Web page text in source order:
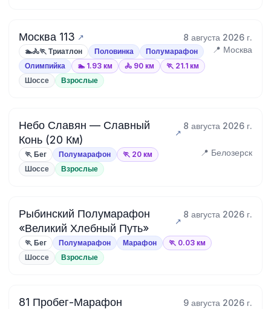
Москва 113 8 августа 2026 г.
🏊🚴🏃 Триатлон Половинка
Полумарафон
Олимпийка
🏊 1.93 км 🚴 90 км 🏃 21.1 км
📍 Москва
Шоссе Взрослые
Небо Славян — Славный
Конь (20 Км)
8 августа 2026 г.
🏃 Бег Полумарафон 🏃 20 км 📍 Белозерск
Шоссе Взрослые
Рыбинский Полумарафон
«Великий Хлебный Путь»
8 августа 2026 г.
🏃 Бег Полумарафон Марафон
🏃 0.03 км
Шоссе
Взрослые
81 Пробег-Марафон
9 августа 2026 г.